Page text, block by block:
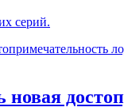
серий.